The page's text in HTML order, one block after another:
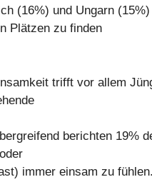
(16%) und Ungarn
Plätzen zu finden
trifft vor allem
berichten 19%
immer einsam zu